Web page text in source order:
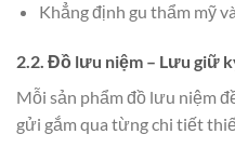
Khẳng định gu thẩm mỹ
2.2. Đồ lưu niệm – Lưu giữ
Mỗi sản phẩm đồ lưu niệm
gửi gắm qua từng chi tiết